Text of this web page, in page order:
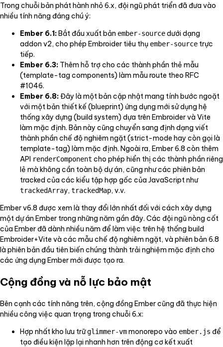
Trong chuỗi bản phát hành nhỏ 6.x, đội ngũ phát triển đã đưa vào
nhiều tính năng đáng chú ý:
Ember 6.1:Bắt đầu xuất bản ember-sourcedưới dạng
addon v2, cho phép Embroider tiêu thụ ember-source trực
tiếp.
Ember 6.3: Thêm hỗ trợ cho các thành phần thẻ mẫu
(template-tag components) làm mẫu route theo RFC
#1046.
Ember 6.8:Đây là một bản cập nhật mang tính bước ngoặt
với một bản thiết kế (blueprint) ứng dụng mới sử dụng hệ
thống xây dựng (build system) dựa trên Embroider và Vite
làm mặc định. Bản này cũng chuyển sang định dạng viết
thành phần chế độ nghiêm ngặt (strict-mode hay còn gọi là
template-tag) làm mặc định. Ngoài ra, Ember 6.8 còn thêm
API renderComponent cho phép hiển thị các thành phần riêng
lẻ mà không cần toàn bộ dự án, cũng như các phiên bản
tracked của các kiểu tập hợp gốc của JavaScript như
trackedArray, trackedMap, v.v.
Ember v6.8 được xem là thay đổi lớn nhất đối với cách xây dựng
một dự án Ember trong những năm gần đây. Các đội ngũ nòng cốt
của Ember đã dành nhiều năm để làm việc trên hệ thống build
Embroider+Vite và các mẫu chế độ nghiêm ngặt, và phiên bản 6.8
là phiên bản đầu tiên biến chúng thành trải nghiệm mặc định cho
các ứng dụng Ember mới được tạo ra.
Cộng đồng và nỗ lực bảo mật
Bên cạnh các tính năng trên, cộng đồng Ember cũng đã thực hiện
nhiều công việc quan trọng trong chuỗi 6.x:
Hợp nhất kho lưu trữglimmer-vmmonorepo vào ember.js để
tạo điều kiện lặp lại nhanh hơn trên động cơ kết xuất